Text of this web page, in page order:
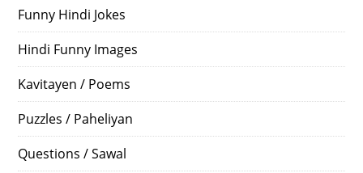
Funny Hindi Jokes
Hindi Funny Images
Kavitayen / Poems
Puzzles / Paheliyan
Questions / Sawal